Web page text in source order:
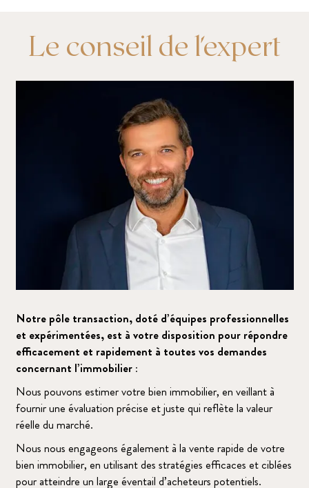
Le conseil de l'expert
Notre pôle transaction, doté d’équipes professionnelles
et expérimentées, est à votre disposition pour répondre
efficacement et rapidement à toutes vos demandes
concernant l’immobilier :
Nous pouvons estimer votre bien immobilier, en veillant à
fournir une évaluation précise et juste qui reflète la valeur
réelle du marché.
Nous nous engageons également à la vente rapide de votre
bien immobilier, en utilisant des stratégies efficaces et ciblées
pour atteindre un large éventail d’acheteurs potentiels.